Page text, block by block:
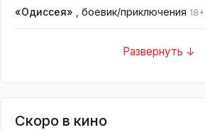
«Одиссея» , боевик/приключения 18+
Развернуть ↓
Скоро в кино